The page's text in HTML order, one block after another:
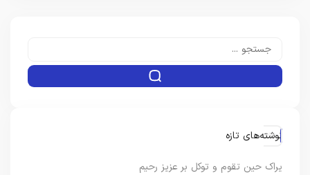
نوشته‌های تازه
یراک حین تقوم و توکل بر عزیز رحیم